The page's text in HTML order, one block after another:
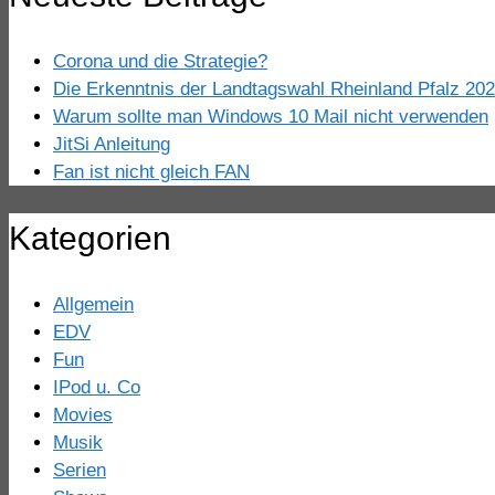
Corona und die Strategie?
Die Erkenntnis der Landtagswahl Rheinland Pfalz
Warum sollte man Windows 10 Mail nicht verwenden
JitSi Anleitung
Fan ist nicht gleich FAN
Kategorien
Allgemein
EDV
Fun
IPod u. Co
Movies
Musik
Serien